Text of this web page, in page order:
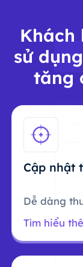
Khách
sử
tăng
Cập nhật
Dễ dàng
Tìm hiểu